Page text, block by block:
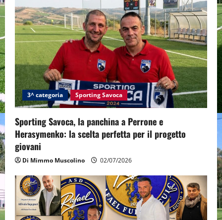
3^ categoria Sporting Savoca
Sporting Savoca, la panchina a Perrone e
Herasymenko: la scelta perfetta per il progetto
giovani
Di Mimmo Muscolino 02/07/2026